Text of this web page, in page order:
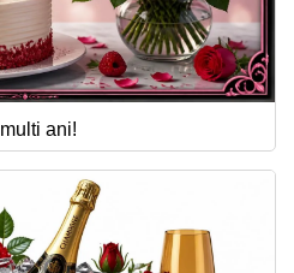
ani!